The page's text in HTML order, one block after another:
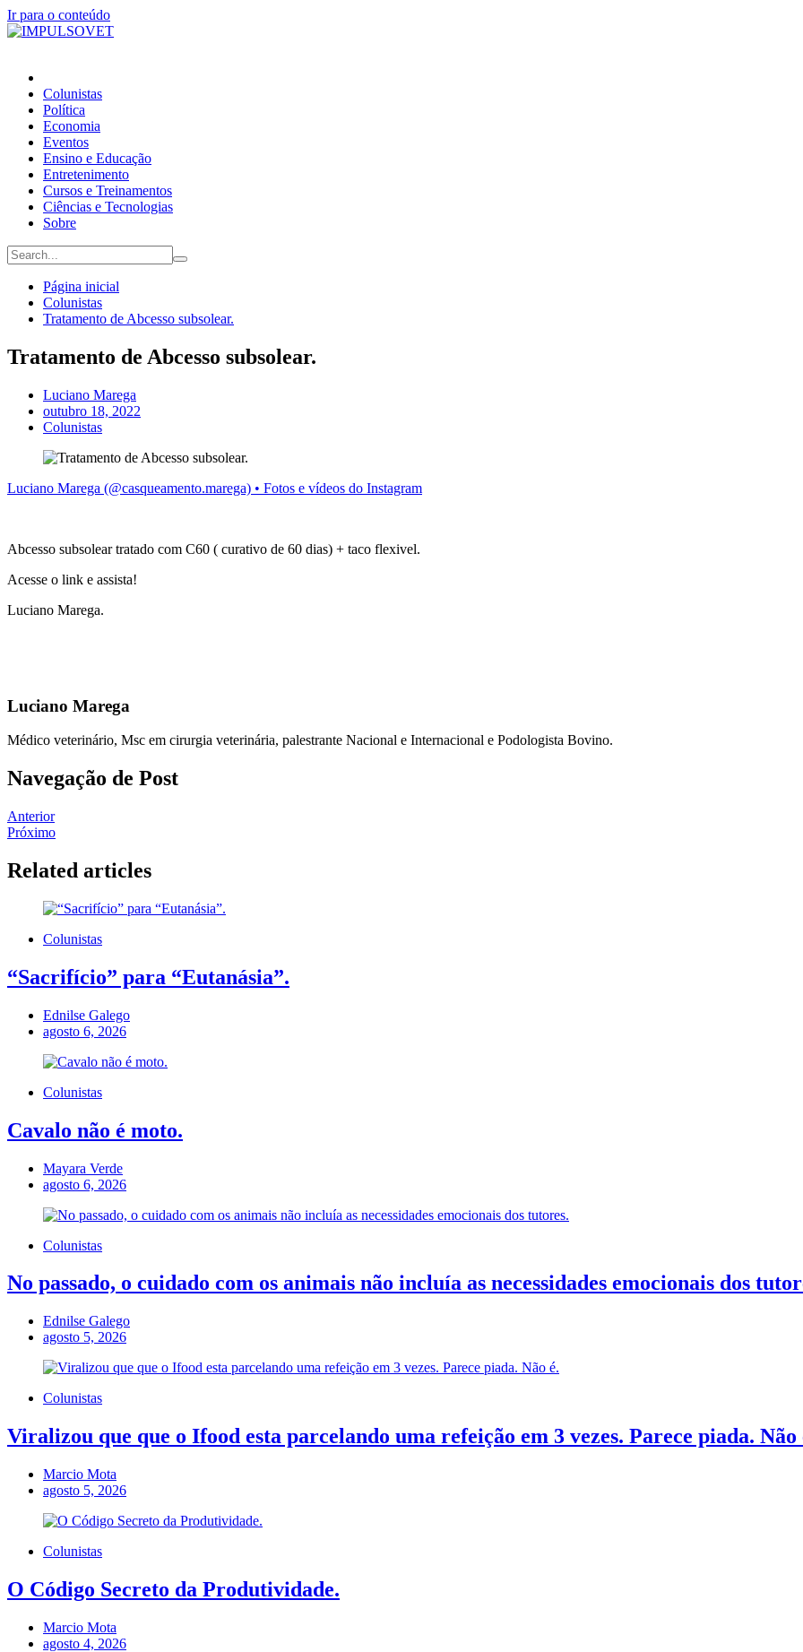
Ir para o conteúdo
Colunistas
Política
Economia
Eventos
Ensino e Educação
Entretenimento
Cursos e Treinamentos
Ciências e Tecnologias
Sobre
Página inicial
Colunistas
Tratamento de Abcesso subsolear.
Tratamento de Abcesso subsolear.
Luciano Marega
outubro 18, 2022
Colunistas
Luciano Marega (@casqueamento.marega) • Fotos e vídeos do Instagram
Abcesso subsolear tratado com C60 ( curativo de 60 dias) + taco flexivel.
Acesse o link e assista!
Luciano Marega.
Luciano Marega
Médico veterinário, Msc em cirurgia veterinária, palestrante Nacional e Internacional e Podologista Bovino.
Navegação de Post
Anterior
Próximo
Related articles
Colunistas
“Sacrifício” para “Eutanásia”.
Ednilse Galego
agosto 6, 2026
Colunistas
Cavalo não é moto.
Mayara Verde
agosto 6, 2026
Colunistas
No passado, o cuidado com os animais não incluía as necessidades emocionais dos
Ednilse Galego
agosto 5, 2026
Colunistas
Viralizou que que o Ifood esta parcelando uma refeição em 3 vezes. Parece piada. Não
Marcio Mota
agosto 5, 2026
Colunistas
O Código Secreto da Produtividade.
Marcio Mota
agosto 4, 2026